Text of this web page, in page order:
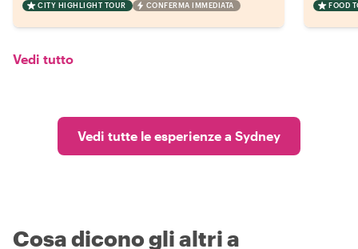
CITY HIGHLIGHT TOUR CONFERMA IMMEDIATA FOOD
Vedi tutto
Vedi tutte le esperienze a Sydney
Cosa dicono gli altri a